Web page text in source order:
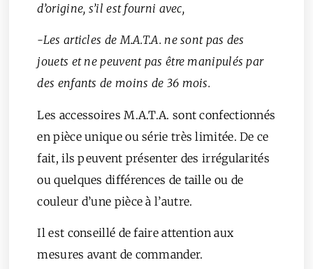
d’origine, s’il est fourni avec,
-Les articles de M.A.T.A. ne sont pas des
jouets et ne peuvent pas être manipulés par
des enfants de moins de 36 mois.
Les accessoires M.A.T.A. sont confectionnés
en pièce unique ou série très limitée. De ce
fait, ils peuvent présenter des irrégularités
ou quelques différences de taille ou de
couleur d’une pièce à l’autre.
Il est conseillé de faire attention aux
mesures avant de commander.